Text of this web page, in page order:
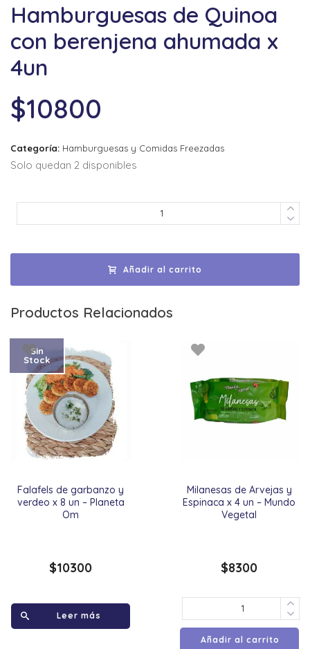
Hamburguesas de Quinoa
con berenjena ahumada x
4un
$10800
Categoría: Hamburguesas y Comidas Freezadas
Solo quedan 2 disponibles
Añadir al carrito
Productos Relacionados
Falafels de garbanzo y
verdeo x 8 un – Planeta
Om
Sin
Stock
$10300
Leer más
Milanesas de Arvejas y
Espinaca x 4 un – Mundo
Vegetal
$8300
Añadir al carrito